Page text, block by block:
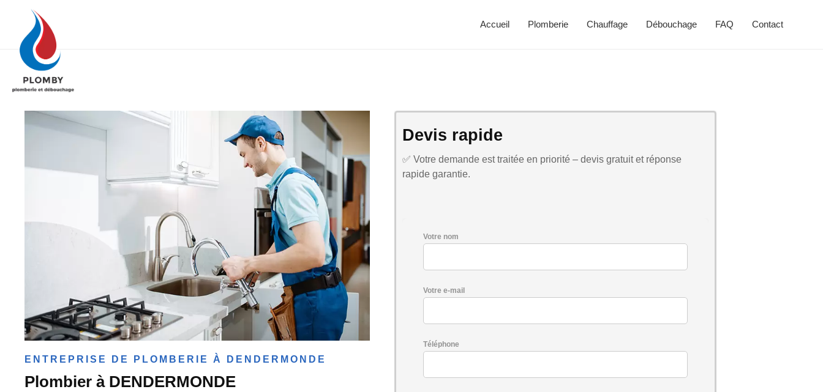
Accueil Plomberie Chauffage Débouchage FAQ Contact
ENTREPRISE DE PLOMBERIE À DENDERMONDE
Plombier à DENDERMONDE
Devis rapide
✅ Votre demande est traitée en priorité – devis gratuit et réponse
rapide garantie.
Votre nom
Votre e-mail
Téléphone